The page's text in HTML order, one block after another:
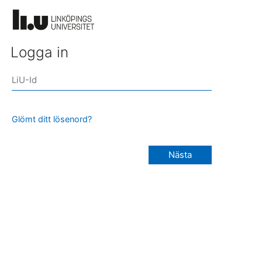
Logga in
Glömt ditt lösenord?
Nästa